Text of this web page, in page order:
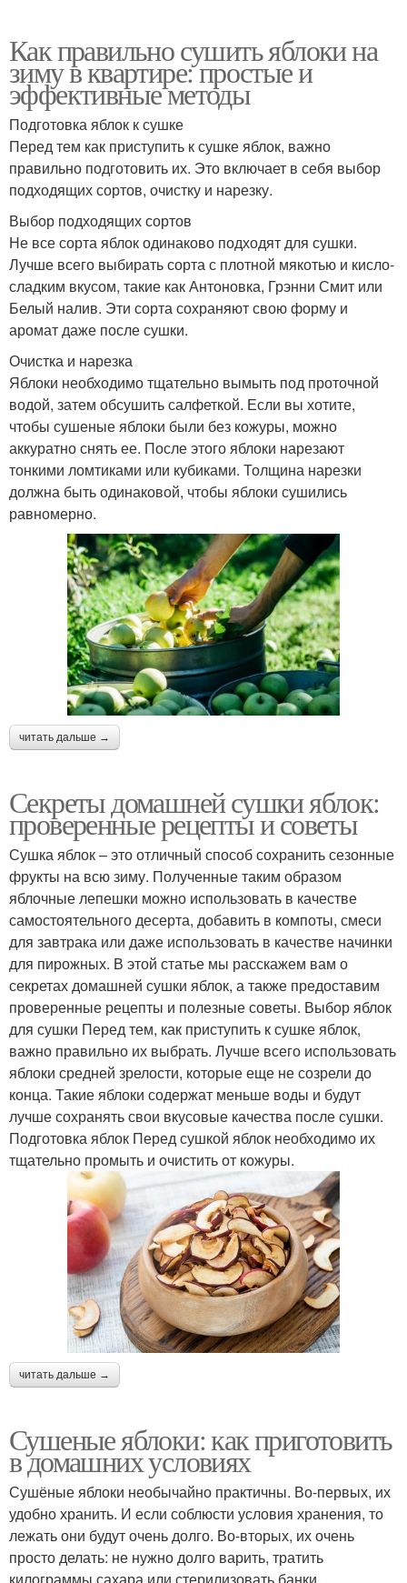
Как правильно сушить яблоки на
зиму в квартире: простые и
эффективные методы
Подготовка яблок к сушке
Перед тем как приступить к сушке яблок, важно
правильно подготовить их. Это включает в себя выбор
подходящих сортов, очистку и нарезку.
Выбор подходящих сортов
Не все сорта яблок одинаково подходят для сушки.
Лучше всего выбирать сорта с плотной мякотью и кисло-
сладким вкусом, такие как Антоновка, Грэнни Смит или
Белый налив. Эти сорта сохраняют свою форму и
аромат даже после сушки.
Очистка и нарезка
Яблоки необходимо тщательно вымыть под проточной
водой, затем обсушить салфеткой. Если вы хотите,
чтобы сушеные яблоки были без кожуры, можно
аккуратно снять ее. После этого яблоки нарезают
тонкими ломтиками или кубиками. Толщина нарезки
должна быть одинаковой, чтобы яблоки сушились
равномерно.
читать дальше →
Секреты домашней сушки яблок:
проверенные рецепты и советы
Сушка яблок – это отличный способ сохранить сезонные
фрукты на всю зиму. Полученные таким образом
яблочные лепешки можно использовать в качестве
самостоятельного десерта, добавить в компоты, смеси
для завтрака или даже использовать в качестве начинки
для пирожных. В этой статье мы расскажем вам о
секретах домашней сушки яблок, а также предоставим
проверенные рецепты и полезные советы. Выбор яблок
для сушки Перед тем, как приступить к сушке яблок,
важно правильно их выбрать. Лучше всего использовать
яблоки средней зрелости, которые еще не созрели до
конца. Такие яблоки содержат меньше воды и будут
лучше сохранять свои вкусовые качества после сушки.
Подготовка яблок Перед сушкой яблок необходимо их
тщательно промыть и очистить от кожуры.
читать дальше →
Сушеные яблоки: как приготовить
в домашних условиях
Сушёные яблоки необычайно практичны. Во-первых, их
удобно хранить. И если соблюсти условия хранения, то
лежать они будут очень долго. Во-вторых, их очень
просто делать: не нужно долго варить, тратить